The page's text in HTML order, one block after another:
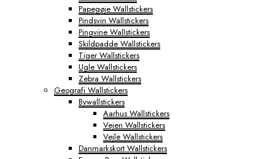
Papegøje Wallstickers
Pindsvin Wallstickers
Pingvine Wallstickers
Skildpadde Wallstickers
Tiger Wallstickers
Ugle Wallstickers
Zebra Wallstickers
Geografi Wallstickers
Bywallstickers
Aarhus Wallstickers
Vejen Wallstickers
Vejle Wallstickers
Danmarkskort Wallstickers